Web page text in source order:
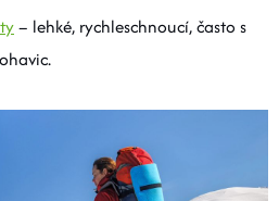
– lehké, rychleschnoucí, často s